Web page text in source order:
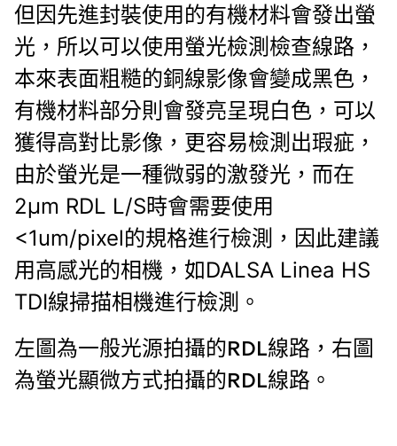
但因先進封裝使用的有機材料會發出螢
光，所以可以使用螢光檢測檢查線路，
本來表面粗糙的銅線影像會變成黑色，
有機材料部分則會發亮呈現白色，可以
獲得高對比影像，更容易檢測出瑕疵，
由於螢光是一種微弱的激發光，而在
2μm RDL L/S時會需要使用
<1um/pixel的規格進行檢測，因此建議
用高感光的相機，如DALSA Linea HS
TDI線掃描相機進行檢測。
左圖為一般光源拍攝的RDL線路，右圖
為螢光顯微方式拍攝的RDL線路。